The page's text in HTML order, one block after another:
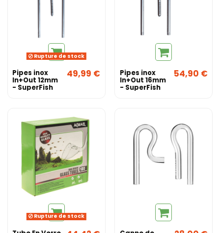
Rupture de stock
Pipes inox
In+Out 12mm
- SuperFish
49,99 € Pipes inox
In+Out 16mm
- SuperFish
54,90 €
Rupture de stock